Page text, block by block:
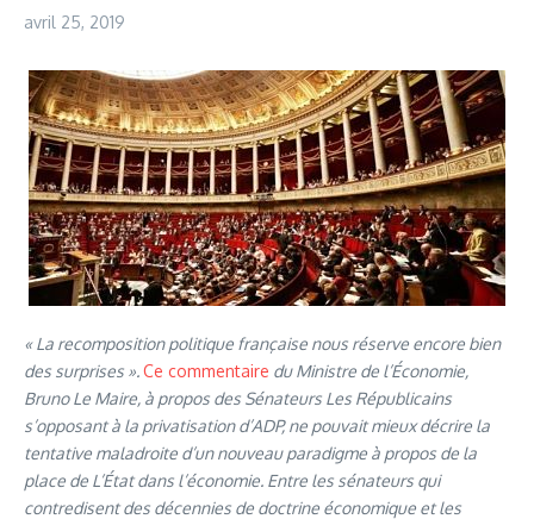
avril 25, 2019
« La recomposition politique française nous réserve encore bien
des surprises ».Ce commentaire du Ministre de l’Économie,
Bruno Le Maire, à propos des Sénateurs Les Républicains
s’opposant à la privatisation d’ADP, ne pouvait mieux décrire la
tentative maladroite d’un nouveau paradigme à propos de la
place de L’État dans l’économie. Entre les sénateurs qui
contredisent des décennies de doctrine économique et les